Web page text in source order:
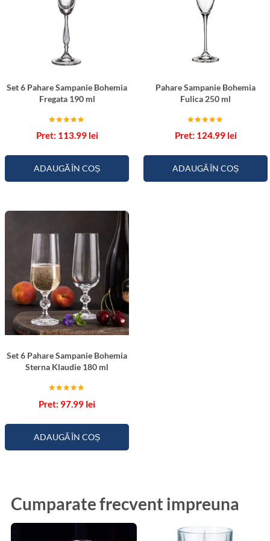
l
Set 6 Pahare Sampanie Bohemia
Fregata 190 ml
5.00
113.99 lei
ADAUGĂ ÎN COȘ
Pahare Sampanie Bohemia
Fulica 250 ml
5.00
124.99 lei
ADAUGĂ ÎN COȘ
Set 6 Pahare Sampanie Bohemia
Sterna Klaudie 180 ml
5.00
97.99 lei
ADAUGĂ ÎN COȘ
Cumparate frecvent impreuna